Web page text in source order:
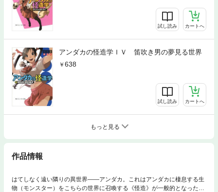
試し読み カートへ
アンダカの怪造学ＩＶ 笛吹き男の夢見る世界
638
試し読み カートへ
もっと見る
作品情報
はてしなく遠い隣りの異世界――アンダカ。これはアンダカに棲息する生
物（モンスター）をこちらの世界に召喚する《怪造》が一般的となったそ